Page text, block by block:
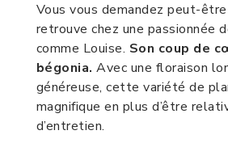
Vous vous demandez peut-être
retrouve chez une passionnée
comme Louise. Son coup de
bégonia. Avec une floraison
généreuse, cette variété de
magnifique en plus d’être
d’entretien.